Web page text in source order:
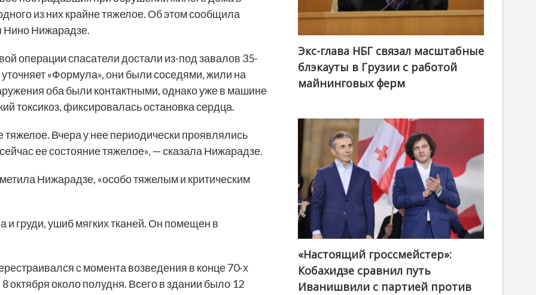
из них крайне тяжелое. Об этом сообщила
Нино Нижарадзе.
операции спасатели достали из-под завалов 35-
«Формула», они были соседями, жили на
оба были контактными, однако уже в машине
токсикоз, фиксировалась остановка сердца.
Вчера у нее периодически проявлялись
ее состояние тяжелое», — сказала Нижарадзе.
Нижарадзе, «особо тяжелым и критическим
и груди, ушиб мягких тканей. Он помещен в
с момента возведения в конце 70-х
октября около полудня. Всего в здании было 12
Экс-глава НБГ связал масштабные
блэкауты в Грузии с работой
майнинговых ферм
@ქართული ოცნება / Georgian Dream
«Настоящий гроссмейстер»:
Кобахидзе сравнил путь
Иванишвили с партией против